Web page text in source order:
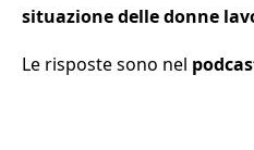
situazione delle donne
Le risposte sono nel